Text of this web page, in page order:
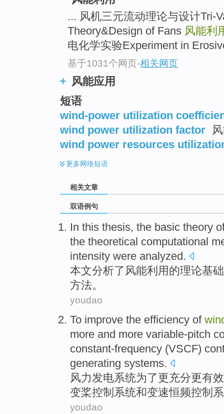
... 风机三元流动理论与设计Tri-
Theory&Design of Fans 风能利
电化学实验Experiment in
基于1031个网页-相关网页
风能应用
短语
wind-power utilization
wind power utilization factor
wind power resources
更多网络短语
相关文章
双语例句
In this thesis, the basic theory
the theoretical computational
intensity were analyzed .
本文分析了 风能利用 的理论基础
方法。
youdao
To improve the efficiency of
more and more variable-pitch
constant-frequency (VSCF)
generating systems.
风力发电系统为了更充分更有效
变桨控制 系统和变速恒频控制
youdao